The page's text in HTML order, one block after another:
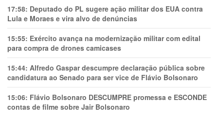
17:58: Deputado do PL sugere ação militar dos EUA contra
Lula e Moraes e vira alvo de denúncias
15:55: Exército avança na modernização militar com edital
para compra de drones camicases
15:44: Alfredo Gaspar descumpre declaração pública sobre
candidatura ao Senado para ser vice de Flávio Bolsonaro
15:06: Flávio Bolsonaro DESCUMPRE promessa e ESCONDE
contas de filme sobre Jair Bolsonaro